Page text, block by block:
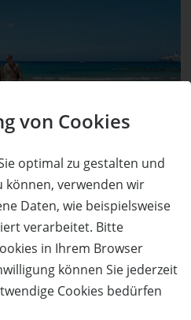
von Cookies
optimal zu gestalten und
verwenden wir
Daten, wie beispielsweise
verarbeitet. Bitte
in Ihrem Browser
können Sie jederzeit
Cookies bedürfen
Personen inkl Flug und
halben Preis!
50% Rabatt
Verfügbar:
0
Versand:
3,50 €